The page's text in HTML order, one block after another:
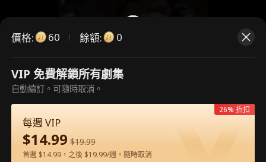
這是付費劇集。請解鎖後觀看。
價格: 60 餘額: 0
VIP 免費解鎖所有劇集
自動續訂。可隨時取消。
每週 VIP
$14.99 $19.99
首週 $14.99，之後 $19.99/週。隨時取消
26% 折扣